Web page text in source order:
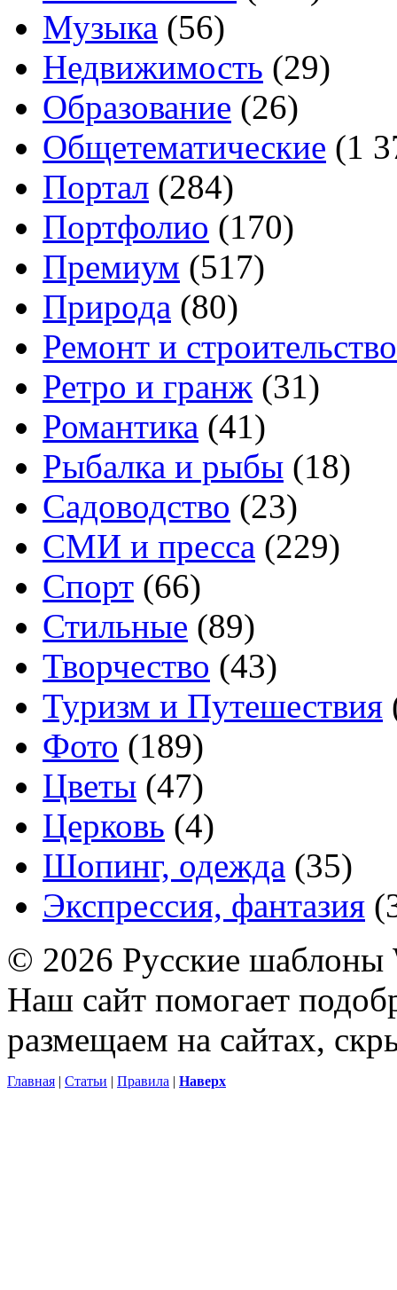
Музыка (56)
Недвижимость (29)
Образование (26)
Общетематические (1
Портал (284)
Портфолио (170)
Премиум (517)
Природа (80)
Ремонт и строительство
Ретро и гранж (31)
Романтика (41)
Рыбалка и рыбы (18)
Садоводство (23)
СМИ и пресса (229)
Спорт (66)
Стильные (89)
Творчество (43)
Туризм и Путешествия
Фото (189)
Цветы (47)
Церковь (4)
Шопинг, одежда (35)
Экспрессия, фантазия
© 2026 Русские шаблоны
Наш сайт помогает
размещаем на сайтах,
Главная | Статьи | Правила | Наверх